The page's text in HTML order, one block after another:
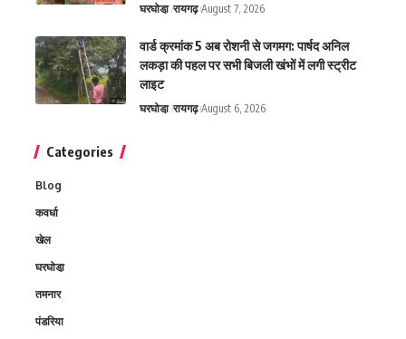
घरघोडा़ रायगढ़ August 7, 2026
वार्ड क्रमांक 5 अब रोशनी से जगमग: पार्षद अनिल
लकड़ा की पहल पर सभी बिजली खंभों में लगी स्ट्रीट
लाइट
घरघोडा़ रायगढ़ August 6, 2026
Categories
Blog
कवर्धा
खेल
घरघोडा़
तमनार
पंडरिया